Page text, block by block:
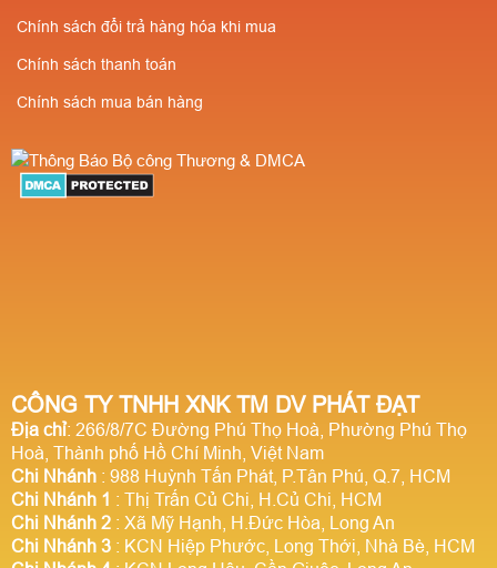
CÔNG TY TNHH XNK TM DV PHÁT ĐẠT
Địa chỉ: 266/8/7C Đường Phú Thọ Hoà, Phường Phú Thọ
Hoà, Thành phố Hồ Chí Minh, Việt Nam
Chi Nhánh : 988 Huỳnh Tấn Phát, P.Tân Phú, Q.7, HCM
Chi Nhánh 1 : Thị Trấn Củ Chi, H.Củ Chi, HCM
Chi Nhánh 2 : Xã Mỹ Hạnh, H.Đức Hòa, Long An
Chi Nhánh 3 : KCN Hiệp Phước, Long Thới, Nhà Bè, HCM
Chính sách đổi trả hàng hóa khi mua
Chính sách thanh toán
Chính sách mua bán hàng